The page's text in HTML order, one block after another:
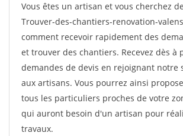
Vous êtes un artisan et vous cherchez
Trouver-des-chantiers-renovation-
comment recevoir rapidement des
et trouver des chantiers. Recevez dès à
demandes de devis en rejoignant notre
aux artisans. Vous pourrez ainsi
tous les particuliers proches de votre
qui auront besoin d'un artisan pour
travaux.